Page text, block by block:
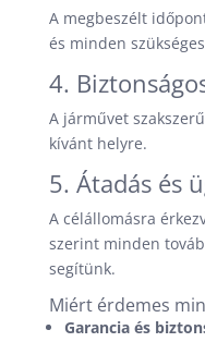
A megbeszélt
és minden
4.
A járművet
kívánt helyre.
5. Átadás és
A célállomásra
szerint minden
segítünk.
Miért érdemes
Garancia és